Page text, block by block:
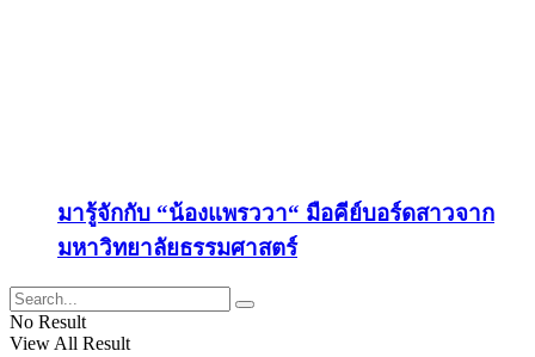
มารู้จักกับ “น้องแพรววา“ มือคีย์บอร์ดสาวจาก
มหาวิทยาลัยธรรมศาสตร์
No Result
View All Result